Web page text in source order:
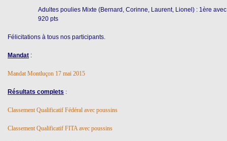
Adultes poulies Mixte (Bernard, Corinne, Laurent, Lionel) : 1ère
920 pts
Félicitations à tous nos participants.
Mandat :
Mandat Montluçon 17 mai 2015
Résultats complets :
Classement Qualificatif Fédéral avec poussins
Classement Qualificatif FITA avec poussins